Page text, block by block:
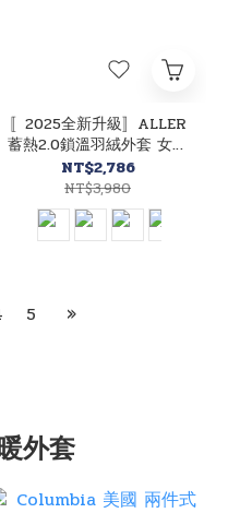
〚2025全新升級〛ALLER
蓄熱2.0鎖溫羽絨外套 女款
(4色) 02AL88930
NT$2,786
NT$3,980
5 »
外套